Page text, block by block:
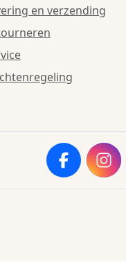
en verzending